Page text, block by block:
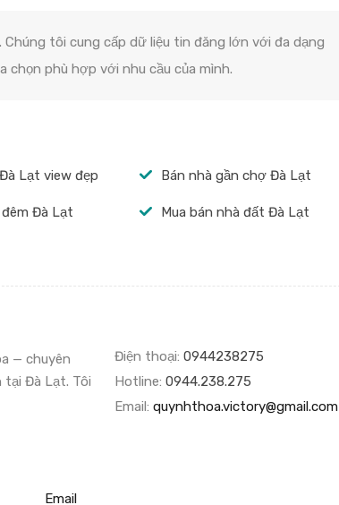
tôi cung cấp dữ liệu tin đăng lớn với đa dạng
chọn phù hợp với nhu cầu của mình.
Lạt view đẹp Bán nhà gần chợ Đà Lạt
Đà Lạt Mua bán nhà đất Đà Lạt
— chuyên
tại Đà Lạt. Tôi
Điện thoại: 0944238275
Hotline: 0944.238.275
Email: quynhthoa.victory@gmail.com
Email